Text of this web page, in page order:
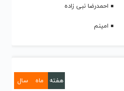
احمدرضا نبی زاده
امینم
هفته ماه سال